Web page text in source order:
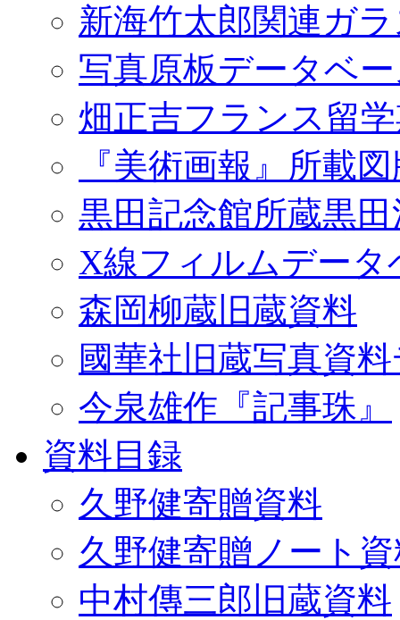
新海竹太郎関連ガ
写真原板データベ
畑正吉フランス留
『美術画報』所載
黒田記念館所蔵黒
X線フィルムデータ
森岡柳蔵旧蔵資料
國華社旧蔵写真資
今泉雄作『記事珠』
資料目録
久野健寄贈資料
久野健寄贈ノート
中村傳三郎旧蔵資料